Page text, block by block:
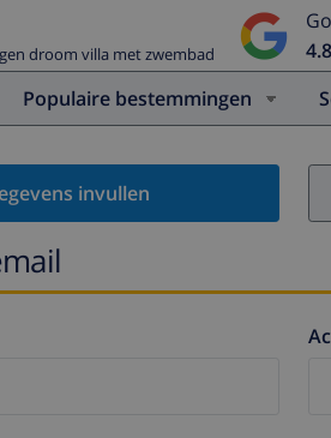
droom villa met zwembad
4.8
Populaire bestemmingen
invullen